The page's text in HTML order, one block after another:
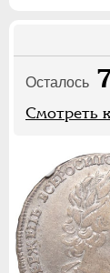
Осталось 7
Смотреть